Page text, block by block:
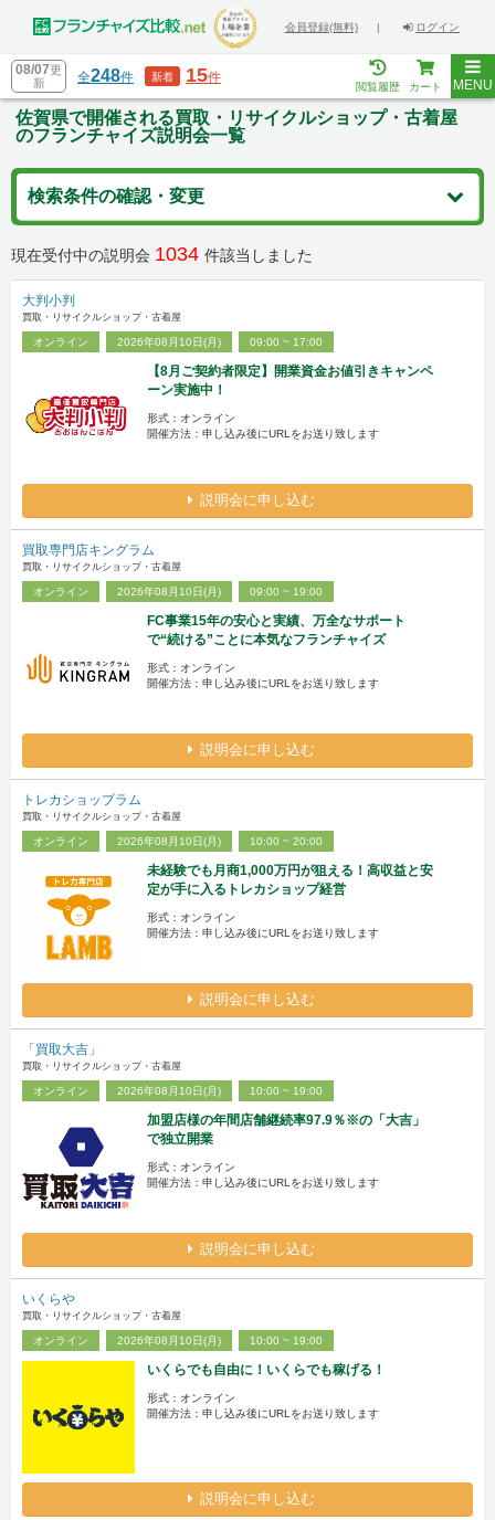
会員登録(無料) | ログイン
08/07更
新
全248件 新着 15件
閲覧履歴 カート MENU
佐賀県で開催される買取・リサイクルショップ・古着屋
のフランチャイズ説明会一覧
検索条件の確認・変更
現在受付中の説明会 1034 件該当しました
大判小判
買取・リサイクルショップ・古着屋
オンライン 2026年08月10日(月) 09:00 ~ 17:00
【8月ご契約者限定】開業資金お値引きキャンペ
ーン実施中！
形式：オンライン
開催方法：申し込み後にURLをお送り致します
説明会に申し込む
買取専門店キングラム
買取・リサイクルショップ・古着屋
オンライン 2026年08月10日(月) 09:00 ~ 19:00
FC事業15年の安心と実績、万全なサポート
で“続ける”ことに本気なフランチャイズ
形式：オンライン
開催方法：申し込み後にURLをお送り致します
説明会に申し込む
トレカショップラム
買取・リサイクルショップ・古着屋
オンライン 2026年08月10日(月) 10:00 ~ 20:00
未経験でも月商1,000万円が狙える！高収益と安
定が手に入るトレカショップ経営
形式：オンライン
開催方法：申し込み後にURLをお送り致します
説明会に申し込む
「買取大吉」
買取・リサイクルショップ・古着屋
オンライン 2026年08月10日(月) 10:00 ~ 19:00
加盟店様の年間店舗継続率97.9％※の「大吉」
で独立開業
形式：オンライン
開催方法：申し込み後にURLをお送り致します
説明会に申し込む
いくらや
買取・リサイクルショップ・古着屋
オンライン 2026年08月10日(月) 10:00 ~ 19:00
いくらでも自由に！いくらでも稼げる！
形式：オンライン
開催方法：申し込み後にURLをお送り致します
説明会に申し込む